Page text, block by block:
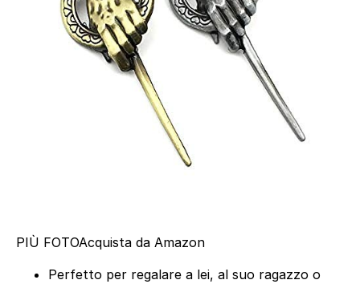
PIÙ FOTOAcquista da Amazon
Perfetto per regalare a lei, al suo ragazzo o